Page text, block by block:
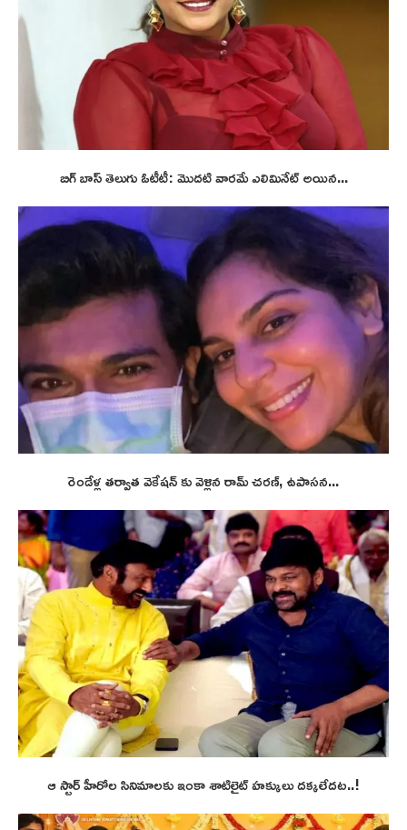
బిగ్ బాస్ తెలుగు ఓటీటీ: మొదటి వారమే ఎలిమినేట్ అయిన...
రెండేళ్ల తర్వాత వెకేషన్ కు వెళ్లిన రామ్ చరణ్, ఉపాసన...
ఆ స్టార్ హీరోల సినిమాలకు ఇంకా శాటిలైట్ హక్కులు దక్కలేదట..!